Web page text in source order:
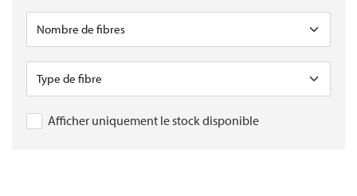
Afficher uniquement le stock disponible